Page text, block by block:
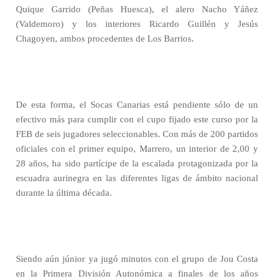
Quique Garrido (Peñas Huesca), el alero Nacho Yáñez
(Valdemoro) y los interiores Ricardo Guillén y Jesús
Chagoyen, ambos procedentes de Los Barrios.
De esta forma, el Socas Canarias está pendiente sólo de un
efectivo más para cumplir con el cupo fijado este curso por la
FEB de seis jugadores seleccionables. Con más de 200 partidos
oficiales con el primer equipo, Marrero, un interior de 2,00 y
28 años, ha sido partícipe de la escalada protagonizada por la
escuadra aurinegra en las diferentes ligas de ámbito nacional
durante la última década.
Siendo aún júnior ya jugó minutos con el grupo de Jou Costa
en la Primera División Autonómica a finales de los años